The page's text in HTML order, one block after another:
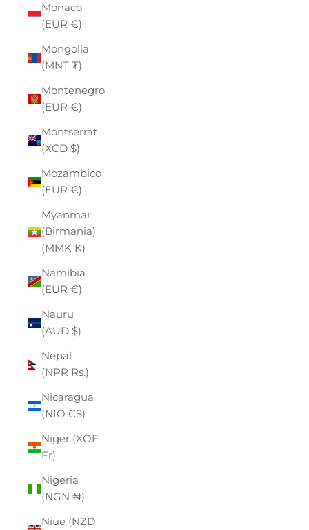
Monaco
(EUR €)
Mongolia
(MNT ₮)
Montenegro
(EUR €)
Montserrat
(XCD $)
Mozambico
(EUR €)
Myanmar
(Birmania)
(MMK K)
Namibia
(EUR €)
Nauru
(AUD $)
Nepal
(NPR Rs.)
Nicaragua
(NIO C$)
Niger (XOF
Fr)
Nigeria
(NGN ₦)
Niue (NZD